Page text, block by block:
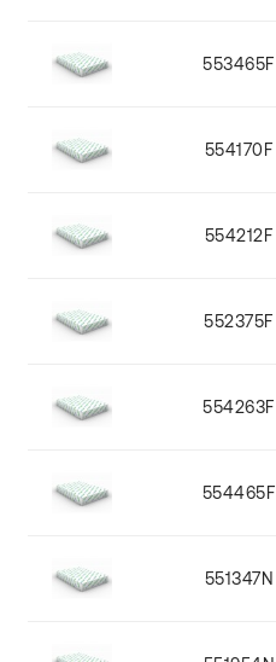
553465F
554170F
554212F
552375F
554263F
554465F
551347N